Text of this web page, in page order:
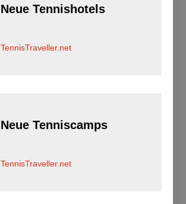
NeueTennishotels
TennisTraveller.net
NeueTenniscamps
TennisTraveller.net